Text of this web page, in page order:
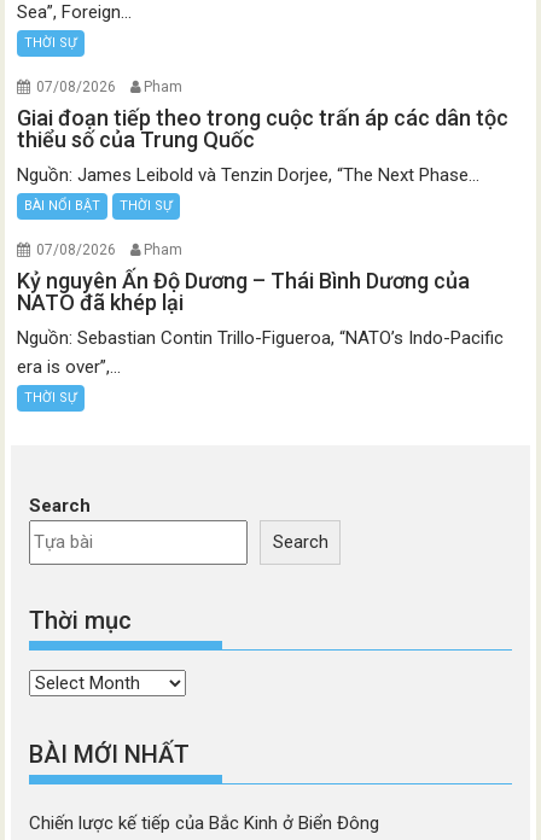
Sea”, Foreign...
THỜI SỰ
07/08/2026 Pham
Giai đoạn tiếp theo trong cuộc trấn áp các dân tộc
thiểu số của Trung Quốc
Nguồn: James Leibold và Tenzin Dorjee, “The Next Phase...
BÀI NỔI BẬT THỜI SỰ
07/08/2026 Pham
Kỷ nguyên Ấn Độ Dương – Thái Bình Dương của
NATO đã khép lại
Nguồn: Sebastian Contin Trillo-Figueroa, “NATO’s Indo-Pacific
era is over”,...
THỜI SỰ
Search
Search
Thời mục
Thời
BÀI MỚI NHẤT
Chiến lược kế tiếp của Bắc Kinh ở Biển Đông